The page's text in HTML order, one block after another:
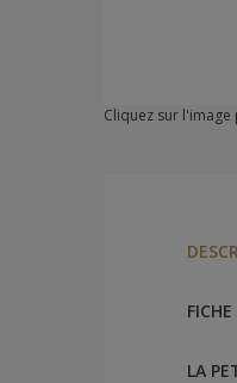
Cliquez sur
LA